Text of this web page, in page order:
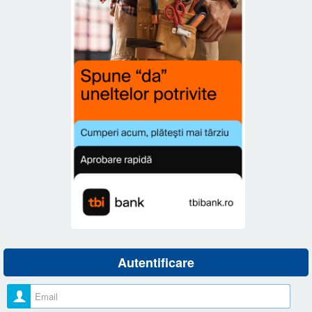
Autentificare
Nume utilizator